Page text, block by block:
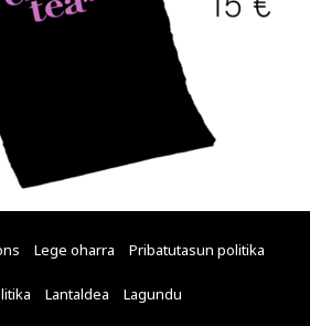
Lege oharra Pribatutasun politika
Lantaldea Lagundu